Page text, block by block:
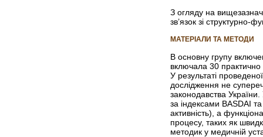
З огляду на
зв’язок зі структурно-
МАТЕРІАЛИ ТА МЕТОДИ
В основну групу
включала 30 практично
У результаті
дослідження не
законодавства
за індексами BASDAI
активність), а
процесу, таких як
методик у медичній